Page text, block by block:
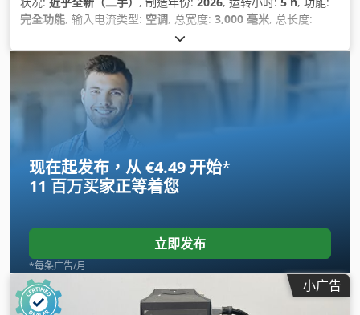
完全功能, 输入电流类型: 空调, 总宽度: 3,000 毫米, 总长度:
, 送料长度 X 轴:
给长度:3,000 毫米, Z轴进给行程:150 毫米, 作业宽度:2,000 毫
3,000 毫米
3,000 毫米, 压缩空气连接:3 横杆,
现在起发布，从 €4.49 开始*
11 百万买家正等着您
立即发布
*每条广告/月
小广告